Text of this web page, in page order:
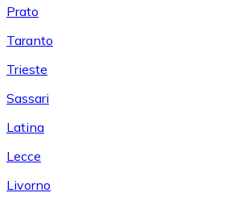
Prato
Taranto
Trieste
Sassari
Latina
Lecce
Livorno